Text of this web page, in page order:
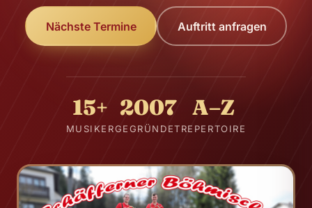
Nächste Termine Auftritt anfragen
15+
MUSIKER
2007
GEGRÜNDET
A–Z
REPERTOIRE